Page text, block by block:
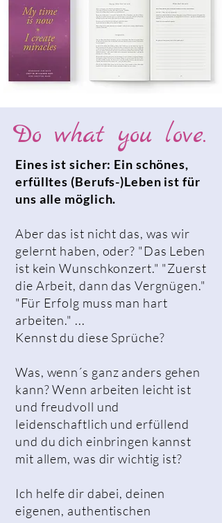
Do what you love.
Eines ist sicher: Ein schönes,
erfülltes (Berufs-)Leben ist für
uns alle möglich.
Aber das ist nicht das, was wir
gelernt haben, oder? "Das Leben
ist kein Wunschkonzert." "Zuerst
die Arbeit, dann das Vergnügen."
"Für Erfolg muss man hart
arbeiten." ...
Kennst du diese Sprüche?
Was, wenn´s ganz anders gehen
kann? Wenn arbeiten leicht ist
und freudvoll und
leidenschaftlich und erfüllend
und du dich einbringen kannst
mit allem, was dir wichtig ist?
Ich helfe dir dabei, deinen
eigenen, authentischen